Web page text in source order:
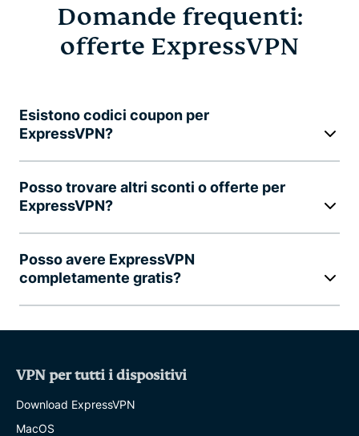
Domande frequenti:
offerte ExpressVPN
Esistono codici coupon per
ExpressVPN?
Posso trovare altri sconti o offerte per
ExpressVPN?
Posso avere ExpressVPN
completamente gratis?
VPN per tutti i dispositivi
Download ExpressVPN
MacOS